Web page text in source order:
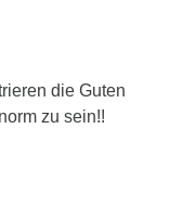
die Guten
zu sein!!